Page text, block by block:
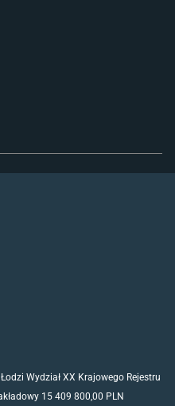
Wydział XX Krajowego Rejestru
15 409 800,00 PLN